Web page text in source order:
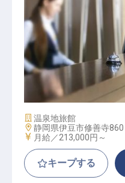
フロント
施設業態
温泉地旅館
勤務地
静岡県伊豆市修善寺860
給与
月給／213,000円～
キープする